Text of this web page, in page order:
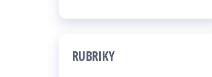
RUBRIKY